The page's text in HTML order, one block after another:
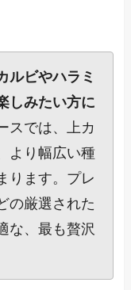
ルビやハラミ
しみたい方に
スでは、上カ
より幅広い種
ります。プレ
の厳選された
な、最も贅沢